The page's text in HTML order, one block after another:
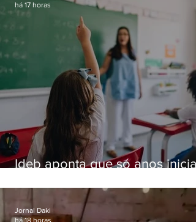
Ideb aponta que só anos
educação
há 17 horas
Jornal Daki